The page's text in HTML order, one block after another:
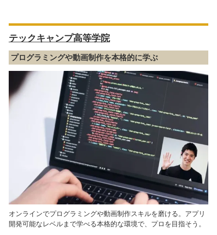
テックキャンプ高等学院
プログラミングや動画制作を本格的に学ぶ
オンラインでプログラミングや動画制作スキルを磨ける。アプリ
開発可能なレベルまで学べる本格的な環境で、プロを目指そう。